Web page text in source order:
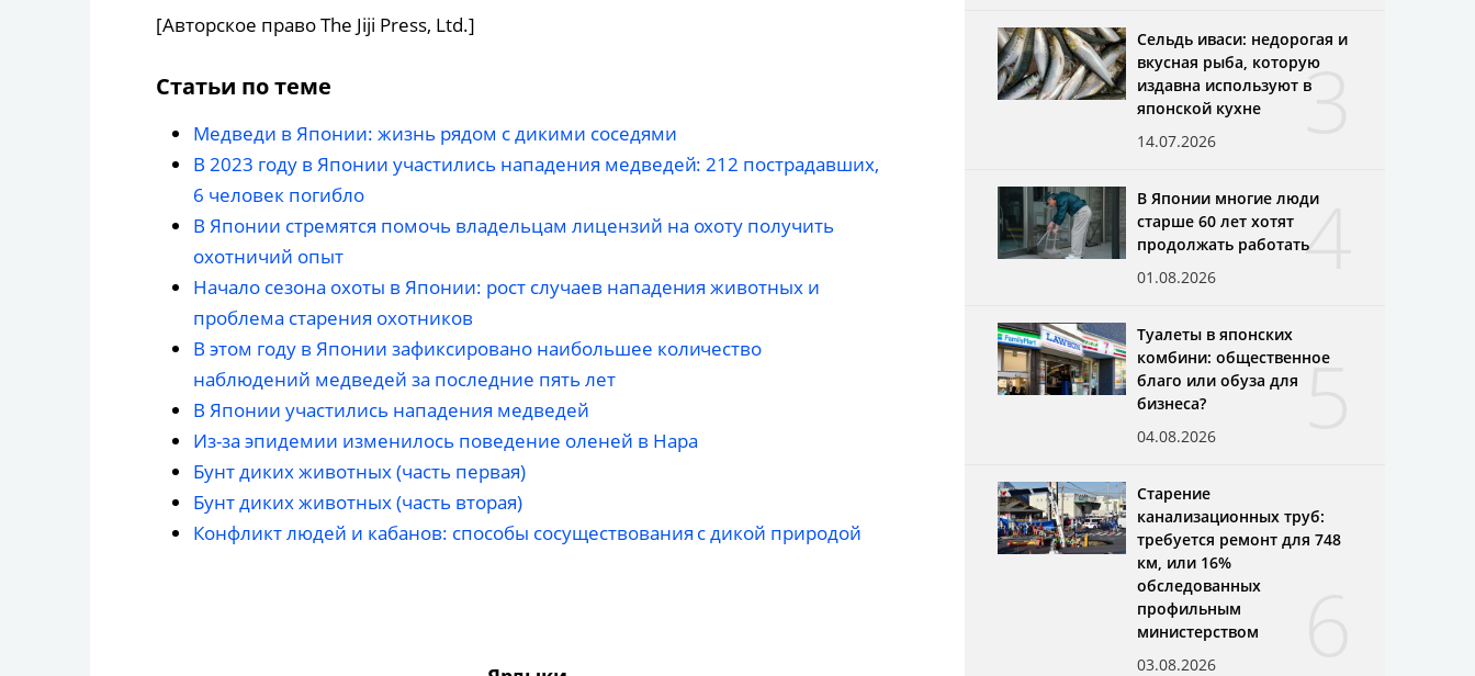
[Авторское право The Jiji Press, Ltd.]
Статьи по теме
Медведи в Японии: жизнь рядом с дикими соседями
В 2023 году в Японии участились нападения медведей: 212 пострадавших,
6 человек погибло
В Японии стремятся помочь владельцам лицензий на охоту получить
охотничий опыт
Начало сезона охоты в Японии: рост случаев нападения животных и
проблема старения охотников
В этом году в Японии зафиксировано наибольшее количество
наблюдений медведей за последние пять лет
В Японии участились нападения медведей
Из-за эпидемии изменилось поведение оленей в Нара
Бунт диких животных (часть первая)
Бунт диких животных (часть вторая)
Конфликт людей и кабанов: способы сосуществования с дикой природой
3
Сельдь иваси: недорогая и
вкусная рыба, которую
издавна используют в
японской кухне
14.07.2026
4
В Японии многие люди
старше 60 лет хотят
продолжать работать
01.08.2026
5
Туалеты в японских
комбини: общественное
благо или обуза для
бизнеса?
04.08.2026
Старение
канализационных труб:
требуется ремонт для 748
км, или 16%
обследованных
профильным
министерством
03.08.2026